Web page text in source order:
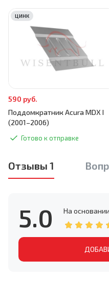
590 руб.
Поддомкратник Acura MDX I
(2001–2006)
Готово к отправке
ЦИНК
Отзывы 1
5.0 На основании